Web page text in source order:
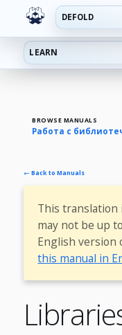
DEFOLD
LEARN
BROWSE MANUALS
Работа с
← Back to Manuals
This translation
may not be up
English version
this manual in